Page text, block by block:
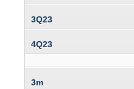
3Q23
4Q23
3m